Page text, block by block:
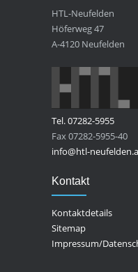
HTL-Neufelden
Höferweg 47
A-4120 Neufelden
Tel. 07282-5955
Fax 07282-5955-40
info@htl-
Kontakt
Kontaktdetails
Sitemap
Impressum/